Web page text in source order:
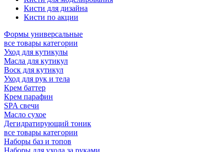
Кисти для дизайна
Кисти по акции
Формы универсальные
все товары категории
Уход для кутикулы
Масла для кутикул
Воск для кутикул
Уход для рук и тела
Крем баттер
Крем парафин
SPA свечи
Масло сухое
Дегидратирующий тоник
все товары категории
Наборы баз и топов
Наборы для ухода за руками